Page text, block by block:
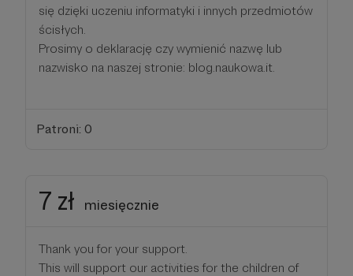
się dzięki uczeniu informatyki i innych przedmiotów
ścisłych.
Prosimy o deklarację czy wymienić nazwę lub
nazwisko na naszej stronie: blog.naukowa.it.
Patroni: 0
7 zł miesięcznie
Thank you for your support.
This will support our activities for the children of